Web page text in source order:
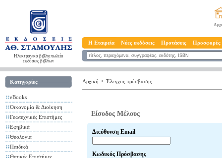
Ηλεκτρονικό βιβλιοπωλείο
εκδόσεις βιβλίων
Η Εταιρεία Νέες εκδόσεις Προτάσεις Προσφορές
Κατηγορίες
eBooks
Οικονομία & Διοίκηση
Γεωτεχνικές Επιστήμες
Εφηβικά
Θεολογία
Παιδικά
Θετικές Επιστήμες
Αρχική > Έλεγχος πρόσβασης
Είσοδος Μέλους
Διεύθυνση Email
Κωδικός Πρόσβασης